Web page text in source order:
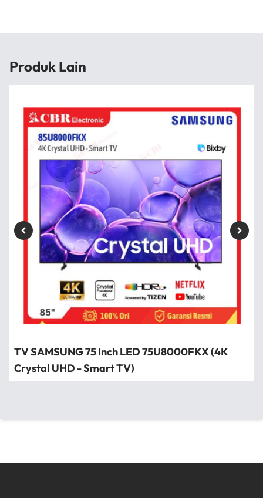
Produk Lain
TV SAMSUNG 75 Inch LED 75U8000FKX (4K
Crystal UHD - Smart TV)